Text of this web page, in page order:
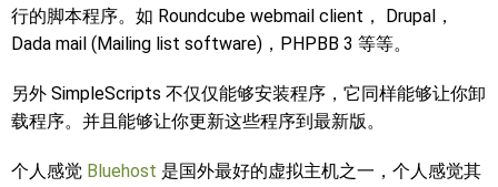
行的脚本程序。如 Roundcube webmail client， Drupal，
Dada mail (Mailing list software)，PHPBB 3 等等。
另外 SimpleScripts 不仅仅能够安装程序，它同样能够让你卸
载程序。并且能够让你更新这些程序到最新版。
个人感觉 Bluehost 是国外最好的虚拟主机之一，个人感觉其